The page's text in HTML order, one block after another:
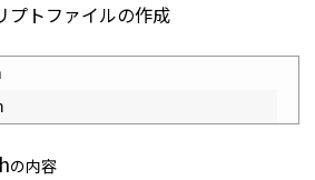
トファイルの作成
の内容